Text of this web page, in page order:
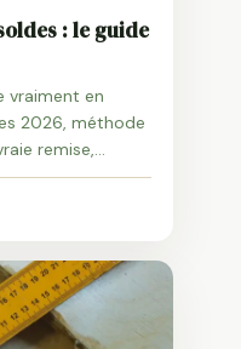
: le guide
vraiment en
2026, méthode
remise,
: le guide pour